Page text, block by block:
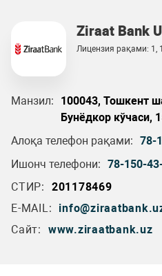
Ziraat Bank
Лицензия рақами: 1,
Манзил:
100043, Тошкент
Бунёдкор кўчаси,
Алоқа телефон рақами: 78-
Ишонч телефони: 78-150-
СТИР:
201178469
E-MAIL:
Сайт:
www.ziraatbank.uz